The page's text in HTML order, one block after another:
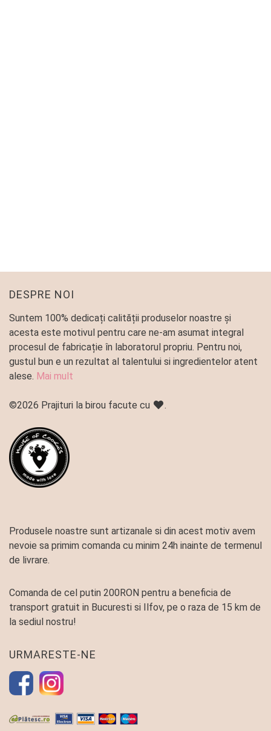
DESPRE NOI
Suntem 100% dedicați calității produselor noastre și
acesta este motivul pentru care ne-am asumat integral
procesul de fabricație în laboratorul propriu. Pentru noi,
gustul bun e un rezultat al talentului si ingredientelor atent
alese. Mai mult
©2026 Prajituri la birou facute cu .
Produsele noastre sunt artizanale si din acest motiv avem
nevoie sa primim comanda cu minim 24h inainte de termenul
de livrare.
Comanda de cel putin 200RON pentru a beneficia de
transport gratuit in Bucuresti si Ilfov, pe o raza de 15 km de
la sediul nostru!
URMARESTE-NE